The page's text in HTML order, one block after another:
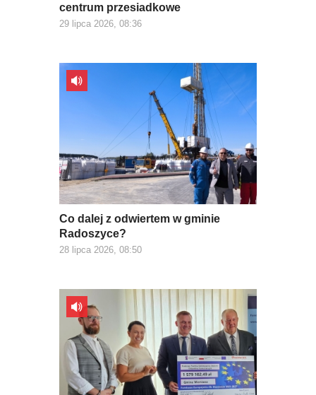
centrum przesiadkowe
29 lipca 2026, 08:36
Co dalej z odwiertem w gminie
Radoszyce?
28 lipca 2026, 08:50